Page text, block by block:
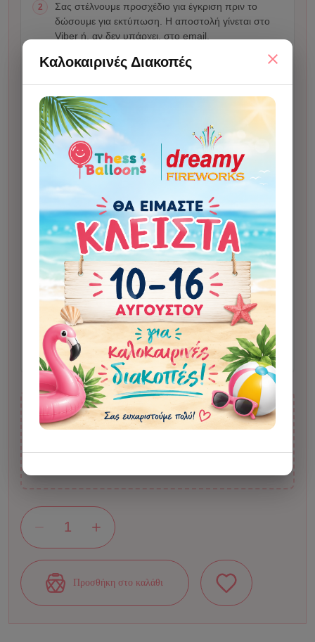
2
Σας στέλνουμε προσχέδιο για έγκριση πριν το
δώσουμε για εκτύπωση. Η αποστολή γίνεται στο
Viber ή, αν δεν υπάρχει, στο email.
3 Μετά την έγκριση, το δίνουμε για εκτύπωση.
ολοκλήρωσης.
Αν οι οδηγίες αλλάζουν σημαντικά το τελικό
αποτέλεσμα σε σχέση με το αρχικό σχέδιο, μπορεί
να υπάρξει επιπλέον χρέωση 5€ για custom
σχεδίαση. Η χρέωση γίνεται μόνο κατόπιν
ενημέρωσης και έγκρισης από τον πελάτη.
Σε κάποια σχέδια μπορεί να χρησιμοποιηθεί
τεχνητή νοημοσύνη για την παραγωγή της εικόνας.
Σε απεικόνιση ανθρώπου ενδέχεται να υπάρξει
μικρή αλλοίωση. Με την αποστολή φωτογραφίας ή
οδηγιών επιβεβαιώνετε ότι έχετε τα δικαιώματα
χρήσης του υλικού και μας δίνετε άδεια να το
επεξεργαστούμε εμείς και, όπου χρειάζεται,
απαραίτητοι τρίτοι συνεργάτες/εργαλεία, μαζί με τα
σχετικά προσωπικά δεδομένα που περιέχει, για την
ολοκλήρωση της παραγγελίας.
Τελική τιμή μονάδας
22,00 €
Επιλογές
Προσθήκη στο καλάθι
Καλοκαιρινές Διακοπές